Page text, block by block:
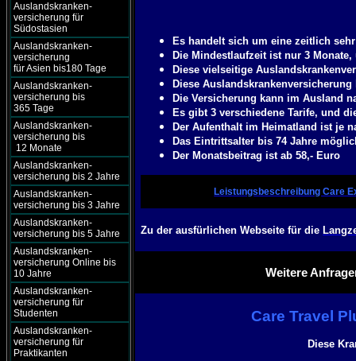
Auslandskranken-
versicherung für
Südostasien
Auslandskranken-
versicherung
für Asien bis180 Tage
Auslandskranken-
versicherung bis
365 Tage
Auslandskranken-
versicherung bis
12 Monate
Auslandskranken-
versicherung bis 2 Jahre
Auslandskranken-
versicherung bis 3 Jahre
Auslandskranken-
versicherung bis 5 Jahre
Auslandskranken-
versicherung Online bis
10 Jahre
Auslandskranken-
versicherung für
Studenten
Auslandskranken-
versicherung für
Praktikanten
Es handelt sich um eine zeitlich
Die Mindestlaufzeit ist nur 3
Diese vielseitige
Diese
Die Versicherung kann im Ausland
Es gibt 3 verschiedene Tarife, und
Der Aufenthalt im Heimatland ist je
Das Eintrittsalter bis 74 Jahre
Der Monatsbeitrag ist ab 58,- Euro
Leistungsbeschreibung Care
Zu der ausfürlichen Webseite für die
Weitere
Care Travel
Diese